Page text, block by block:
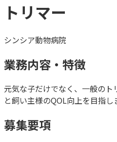
トリマー
シンシア動物病院
業務内容・特徴
元気な子だけでなく、一般の
と飼い主様のQOL向上を目指し
募集要項